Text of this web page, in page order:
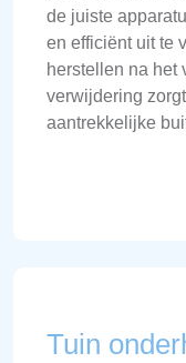
de juiste
en efficiënt uit te
herstellen na het
verwijdering
aantrekkelijke
Tuin